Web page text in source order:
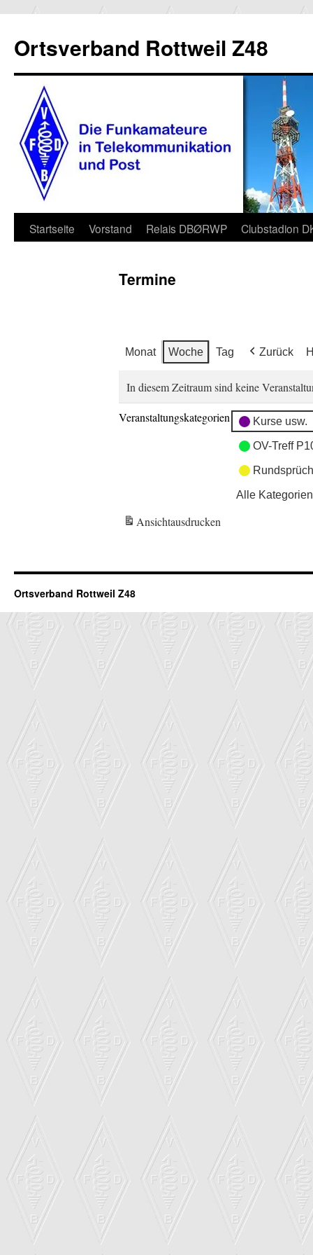
Ortsverband Rottweil Z48
Zum
Startseite Vorstand Relais DBØRWP Clubstadion
Termine
Monat Woche Tag Zurück
In diesem Zeitraum sind keine
Veranstaltungskategorien Kurse usw.
OV-Treff
Alle Kategorien
Ansichtausdrucken
Ortsverband Rottweil Z48